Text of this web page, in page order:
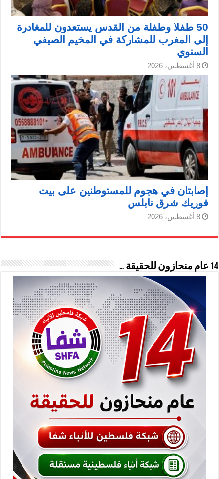
50 طفلا وطفلة من القدس يستعدون للمغادرة
إلى المغرب للمشاركة في المخيم الصيفي
السنوي
8 أغسطس، 2026
إصابتان في هجوم للمستوطنين على بيت
فوريك شرق نابلس
8 أغسطس، 2026
14 عام منحازون للحقيقة …